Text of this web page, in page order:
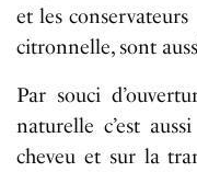
et les
citronnelle, sont
Par souci
naturelle c’est
cheveu et sur la